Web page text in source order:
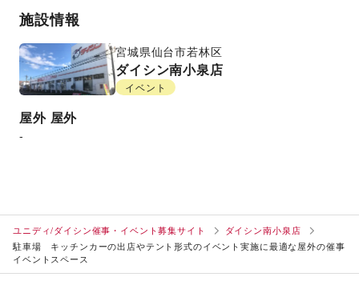
施設情報
宮城県仙台市若林区
ダイシン南小泉店
イベント
屋外 屋外
-
ユニディ/ダイシン催事・イベント募集サイト
ダイシン南小泉店
駐車場 キッチンカーの出店やテント形式のイベント実施に最適な屋外の催事
イベントスペース